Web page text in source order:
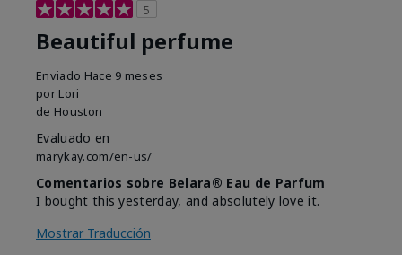
5
Beautiful perfume
Enviado Hace 9 meses
por Lori
de Houston
Evaluado en
marykay.com/en-us/
Comentarios sobre Belara® Eau de Parfum
I bought this yesterday, and absolutely love it.
Mostrar Traducción